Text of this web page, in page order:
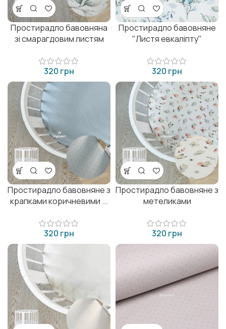
Простирадло бавовняна
зі смарагдовим листям
грн
Простирадло бавовняне
"Листя евкаліпту"
грн
Простирадло бавовняне з
крапками коричневими ...
грн
Простирадло бавовняне з
метеликами
грн